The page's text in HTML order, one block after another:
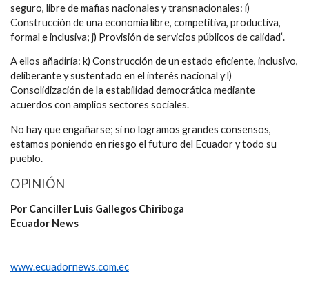
seguro, libre de mafias nacionales y transnacionales: i)
Construcción de una economía libre, competitiva, productiva,
formal e inclusiva; j) Provisión de servicios públicos de calidad”.
A ellos añadiría: k) Construcción de un estado eficiente, inclusivo,
deliberante y sustentado en el interés nacional y l)
Consolidización de la estabilidad democrática mediante
acuerdos con amplios sectores sociales.
No hay que engañarse; si no logramos grandes consensos,
estamos poniendo en riesgo el futuro del Ecuador y todo su
pueblo.
OPINIÓN
Por Canciller Luis Gallegos Chiriboga
Ecuador News
www.ecuadornews.com.ec